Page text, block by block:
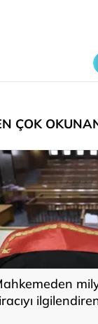
ÇOK